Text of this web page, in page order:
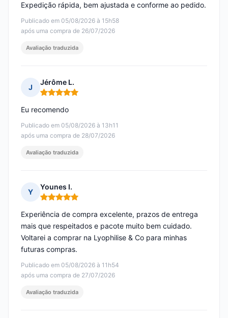
Publicado em 05/08/2026 à 15h58
após uma compra de 26/07/2026
Expedição rápida, bem ajustada e conforme ao pedido.
Avaliação traduzida
J
Jérôme L.
Nota: 5 em 5
Publicado em 05/08/2026 à 13h11
após uma compra de 28/07/2026
Eu recomendo
Avaliação traduzida
Y
Younes I.
Nota: 5 em 5
Publicado em 05/08/2026 à 11h54
após uma compra de 27/07/2026
Experiência de compra excelente, prazos de entrega
mais que respeitados e pacote muito bem cuidado.
Voltarei a comprar na Lyophilise & Co para minhas
futuras compras.
Avaliação traduzida